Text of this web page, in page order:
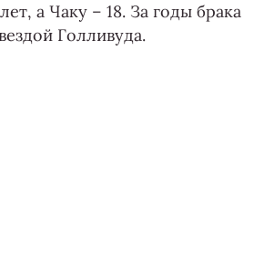
а Чаку – 18. За годы брака
Голливуда.